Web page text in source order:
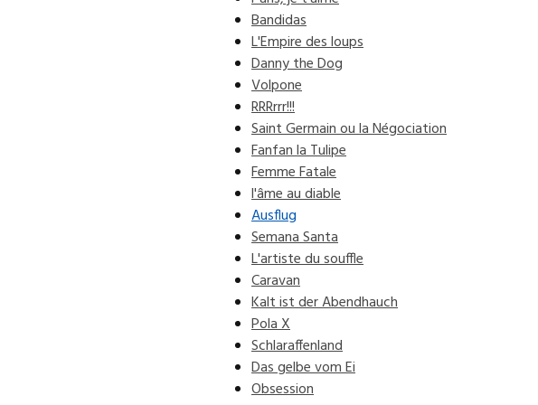
Bandidas
L'Empire des loups
Danny the Dog
Volpone
RRRrrr!!!
Saint Germain ou la Négociation
Fanfan la Tulipe
Femme Fatale
l'âme au diable
Ausflug
Semana Santa
L'artiste du souffle
Caravan
Kalt ist der Abendhauch
Pola X
Schlaraffenland
Das gelbe vom Ei
Obsession